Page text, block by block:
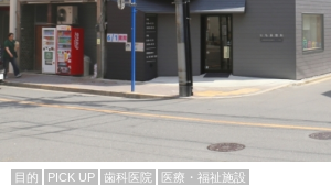
目的 PICK UP 歯科医院 医療・福祉施設